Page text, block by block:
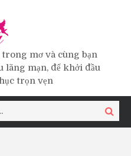
mơ và cùng bạn
lãng mạn, để khởi đầu
trọn vẹn
Tìm
kiếm